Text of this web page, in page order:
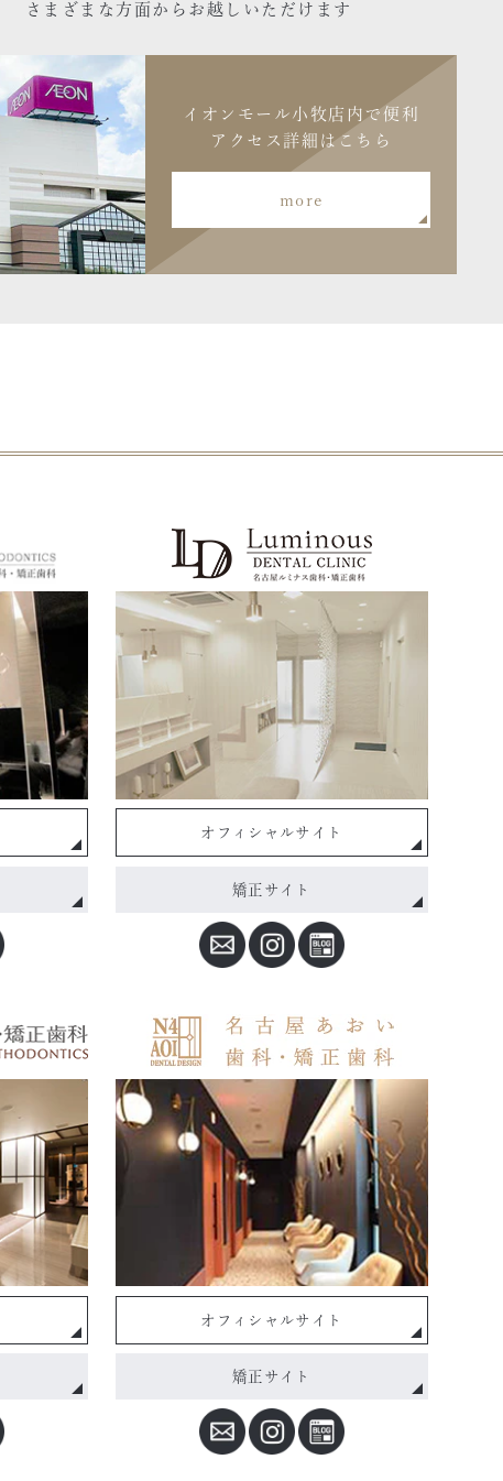
さまざまな方面からお越しいただけます
イオンモール小牧店内で便利
アクセス詳細はこちら
more
オフィシャルサイト
矯正サイト
オフィシャルサイト
矯正サイト